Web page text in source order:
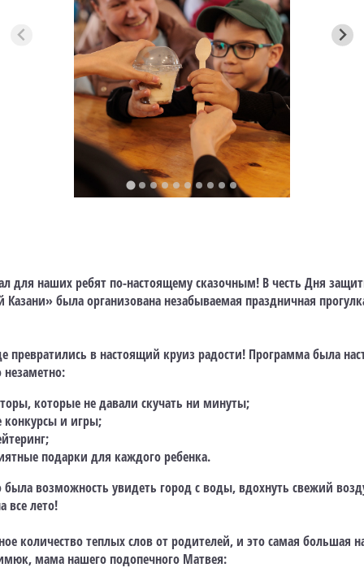
для наших ребят по-настоящему сказочным! В честь Дня
была организована незабываемая праздничная
превратились в настоящий круиз радости! Программа была
незаметно:
которые не давали скучать ни минуты;
конкурсы и игры;
подарки для каждого ребенка.
возможность увидеть город с воды, вдохнуть свежий
лето!
количество теплых слов от родителей, и это самая большая
мама нашего подопечного Матвея: